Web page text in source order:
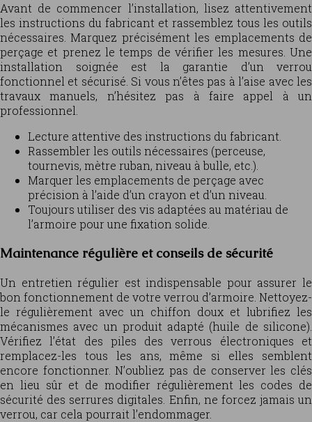
Avant de commencer l’installation, lisez attentivement
les instructions du fabricant et rassemblez tous les outils
nécessaires. Marquez précisément les emplacements de
perçage et prenez le temps de vérifier les mesures. Une
installation soignée est la garantie d’un verrou
fonctionnel et sécurisé. Si vous n’êtes pas à l’aise avec les
travaux manuels, n’hésitez pas à faire appel à un
professionnel.
Lecture attentive des instructions du fabricant.
Rassembler les outils nécessaires (perceuse,
tournevis, mètre ruban, niveau à bulle, etc.).
Marquer les emplacements de perçage avec
précision à l’aide d’un crayon et d’un niveau.
Toujours utiliser des vis adaptées au matériau de
l’armoire pour une fixation solide.
Maintenance régulière et conseils de sécurité
Un entretien régulier est indispensable pour assurer le
bon fonctionnement de votre verrou d’armoire. Nettoyez-
le régulièrement avec un chiffon doux et lubrifiez les
mécanismes avec un produit adapté (huile de silicone).
Vérifiez l’état des piles des verrous électroniques et
remplacez-les tous les ans, même si elles semblent
encore fonctionner. N’oubliez pas de conserver les clés
en lieu sûr et de modifier régulièrement les codes de
sécurité des serrures digitales. Enfin, ne forcez jamais un
verrou, car cela pourrait l’endommager.